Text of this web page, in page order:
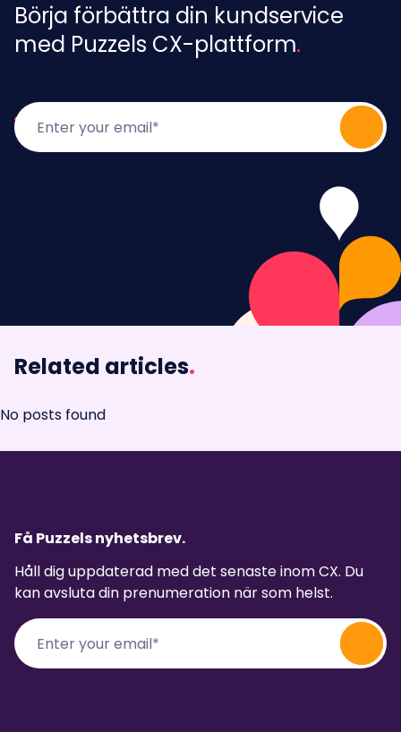
Börja förbättra din kundservice
med Puzzels CX-plattform
Related articles.
No posts found
Få Puzzels nyhetsbrev.
Håll dig uppdaterad med det senaste inom CX. Du
kan avsluta din prenumeration när som helst.